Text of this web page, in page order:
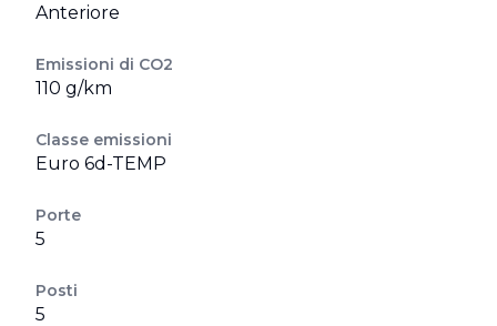
Anteriore
Emissioni di CO2
110 g/km
Classe emissioni
Euro 6d-TEMP
Porte
5
Posti
5